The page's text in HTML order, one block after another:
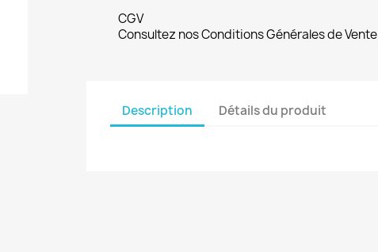
CGV
Consultez nos Conditions Générales de Vente
Description Détails du produit